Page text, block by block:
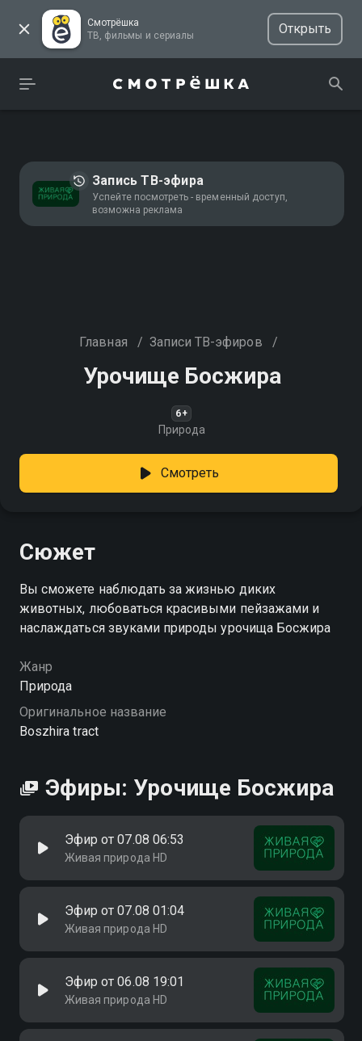
Смотрёшка
ТВ, фильмы и сериалы
Открыть
Запись ТВ-эфира
Успейте посмотреть - временный доступ,
возможна реклама
Главная / Записи ТВ-эфиров /
Урочище Босжира
6+
Природа
Смотреть
Сюжет
Вы сможете наблюдать за жизнью диких
животных, любоваться красивыми пейзажами и
наслаждаться звуками природы урочища Босжира
Жанр
Природа
Оригинальное название
Boszhira tract
Эфиры: Урочище Босжира
Эфир от 07.08 06:53
Живая природа HD
Эфир от 07.08 01:04
Живая природа HD
Эфир от 06.08 19:01
Живая природа HD